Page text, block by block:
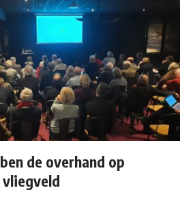
de overhand op